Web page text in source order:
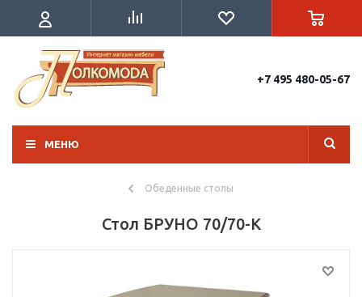
+7 495 480-05-67
МЕНЮ
Обеденные столы
Стол БРУНО 70/70-К